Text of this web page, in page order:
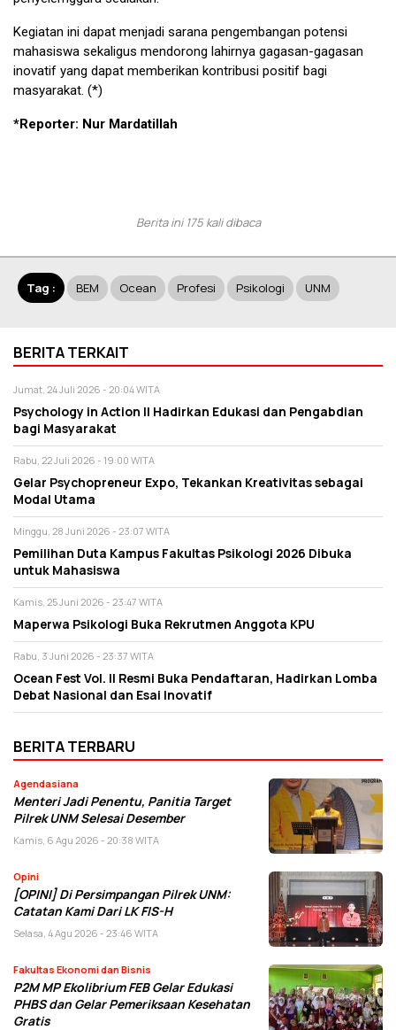
Kegiatan ini dapat menjadi sarana pengembangan potensi
mahasiswa sekaligus mendorong lahirnya gagasan-gagasan
inovatif yang dapat memberikan kontribusi positif bagi
masyarakat. (*)
*Reporter: Nur Mardatillah
Berita ini 175 kali dibaca
Tag : BEM Ocean Profesi Psikologi UNM
BERITA TERKAIT
Jumat, 24 Juli 2026 - 20:04 WITA
Psychology in Action II Hadirkan Edukasi dan Pengabdian
bagi Masyarakat
Rabu, 22 Juli 2026 - 19:00 WITA
Gelar Psychopreneur Expo, Tekankan Kreativitas sebagai
Modal Utama
Minggu, 28 Juni 2026 - 23:07 WITA
Pemilihan Duta Kampus Fakultas Psikologi 2026 Dibuka
untuk Mahasiswa
Kamis, 25 Juni 2026 - 23:47 WITA
Maperwa Psikologi Buka Rekrutmen Anggota KPU
Rabu, 3 Juni 2026 - 23:37 WITA
Ocean Fest Vol. II Resmi Buka Pendaftaran, Hadirkan Lomba
Debat Nasional dan Esai Inovatif
BERITA TERBARU
Agendasiana
Menteri Jadi Penentu, Panitia Target
Pilrek UNM Selesai Desember
Kamis, 6 Agu 2026 - 20:38 WITA
Opini
[OPINI] Di Persimpangan Pilrek UNM:
Catatan Kami Dari LK FIS-H
Selasa, 4 Agu 2026 - 23:46 WITA
Fakultas Ekonomi dan Bisnis
P2M MP Ekolibrium FEB Gelar Edukasi
PHBS dan Gelar Pemeriksaan Kesehatan
Gratis